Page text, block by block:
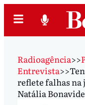
Radioagência>>
Entrevista>>
reflete falhas na
Natália